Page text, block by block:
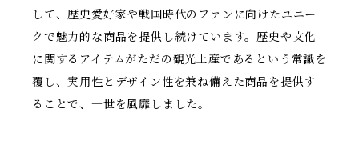
して、歴史愛好家や戦国時代のファンに向けたユニー
クで魅力的な商品を提供し続けています。歴史や文化
に関するアイテムがただの観光土産であるという常識を
覆し、実用性とデザイン性を兼ね備えた商品を提供す
ることで、一世を風靡しました。